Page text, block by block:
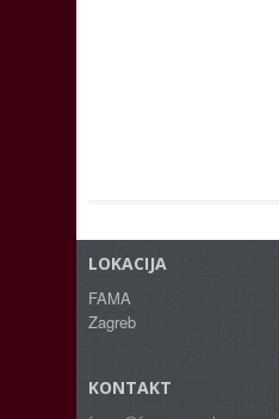
LOKACIJA
FAMA
Zagreb
KONTAKT